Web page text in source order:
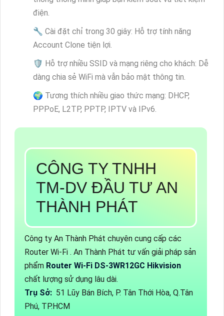
điện.
🔧 Cài đặt chỉ trong 30 giây: Hỗ trợ tính năng
Account Clone tiện lợi.
🛡️ Hỗ trợ nhiều SSID và mạng riêng cho khách: Dễ
dàng chia sẻ WiFi mà vẫn bảo mật thông tin.
🌍 Tương thích nhiều giao thức mạng: DHCP,
PPPoE, L2TP, PPTP, IPTV và IPv6.
CÔNG TY TNHH
TM-DV ĐẦU TƯ AN
THÀNH PHÁT
Công ty An Thành Phát chuyên cung cấp các
Router Wi-Fi . An Thành Phát tư vấn giải pháp sản
phẩm Router Wi-Fi DS-3WR12GC Hikvision
chất lượng sử dụng lâu dài.
Trụ Sở: 51 Lũy Bán Bích, P. Tân Thới Hòa, Q.Tân
Phú, TP.HCM